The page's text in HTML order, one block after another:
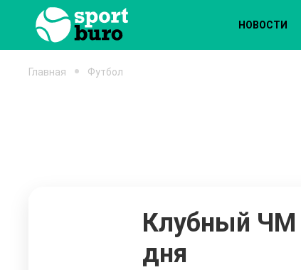
НОВОСТИ
Главная Футбол
Клубный ЧМ
дня